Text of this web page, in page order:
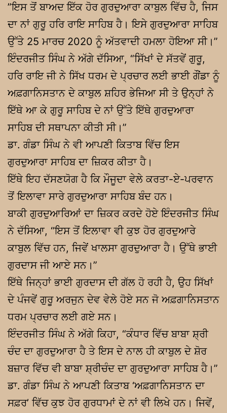
”ਇਸ ਤੋਂ ਬਾਅਦ ਇੱਕ ਹੋਰ ਗੁਰਦੁਆਰਾ ਕਾਬੁਲ ਵਿੱਚ ਹੈ, ਜਿਸ
ਦਾ ਨਾਂ ਗੁਰੂ ਹਰਿ ਰਾਇ ਸਾਹਿਬ ਹੈ। ਇਸੇ ਗੁਰਦੁਆਰਾ ਸਾਹਿਬ
ਉੱਤੇ 25 ਮਾਰਚ 2020 ਨੂੰ ਅੱਤਵਾਦੀ ਹਮਲਾ ਹੋਇਆ ਸੀ।”
ਇੰਦਰਜੀਤ ਸਿੰਘ ਨੇ ਅੱਗੇ ਦੱਸਿਆ, “ਸਿੱਖਾਂ ਦੇ ਸੱਤਵੇਂ ਗੁਰੂ,
ਹਰਿ ਰਾਇ ਜੀ ਨੇ ਸਿੱਖ ਧਰਮ ਦੇ ਪ੍ਰਚਾਰ ਲਈ ਭਾਈ ਗੌਂਡਾ ਨੂੰ
ਅਫ਼ਗਾਨਿਸਤਾਨ ਦੇ ਕਾਬੁਲ ਸ਼ਹਿਰ ਭੇਜਿਆ ਸੀ ਤੇ ਉਨ੍ਹਾਂ ਨੇ
ਇੱਥੇ ਆ ਕੇ ਗੁਰੂ ਸਾਹਿਬ ਦੇ ਨਾਂ ਉੱਤੇ ਇੱਥੇ ਗੁਰਦੁਆਰਾ
ਸਾਹਿਬ ਦੀ ਸਥਾਪਨਾ ਕੀਤੀ ਸੀ।”
ਡਾ. ਗੰਡਾ ਸਿੰਘ ਨੇ ਵੀ ਆਪਣੀ ਕਿਤਾਬ ਵਿੱਚ ਇਸ
ਗੁਰਦੁਆਰਾ ਸਾਹਿਬ ਦਾ ਜ਼ਿਕਰ ਕੀਤਾ ਹੈ।
ਇੱਥੇ ਇਹ ਦੱਸਣਯੋਗ ਹੈ ਕਿ ਮੌਜੂਦਾ ਵੇਲੇ ਕਰਤਾ-ਏ-ਪਰਵਾਨ
ਤੋਂ ਇਲਾਵਾ ਸਾਰੇ ਗੁਰਦੁਆਰਾ ਸਾਹਿਬ ਬੰਦ ਹਨ।
ਬਾਕੀ ਗੁਰਦੁਆਰਿਆਂ ਦਾ ਜ਼ਿਕਰ ਕਰਦੇ ਹੋਏ ਇੰਦਰਜੀਤ ਸਿੰਘ
ਨੇ ਦੱਸਿਆ, “ਇਸ ਤੋਂ ਇਲਾਵਾ ਵੀ ਕੁਝ ਹੋਰ ਗੁਰਦੁਆਰੇ
ਕਾਬੁਲ ਵਿੱਚ ਹਨ, ਜਿਵੇਂ ਖਾਲਸਾ ਗੁਰਦੁਆਰਾ ਹੈ। ਉੱਥੇ ਭਾਈ
ਗੁਰਦਾਸ ਜੀ ਆਏ ਸਨ।”
ਇੱਥੇ ਜਿਨ੍ਹਾਂ ਭਾਈ ਗੁਰਦਾਸ ਦੀ ਗੱਲ ਹੋ ਰਹੀ ਹੈ, ਉਹ ਸਿੱਖਾਂ
ਦੇ ਪੰਜਵੇਂ ਗੁਰੂ ਅਰਜੁਨ ਦੇਵ ਵੇਲੇ ਹੋਏ ਸਨ ਜੋ ਅਫ਼ਗਾਨਿਸਤਾਨ
ਧਰਮ ਪ੍ਰਚਾਰ ਲਈ ਗਏ ਸਨ।
ਇੰਦਰਜੀਤ ਸਿੰਘ ਨੇ ਅੱਗੇ ਕਿਹਾ, “ਕੰਧਾਰ ਵਿੱਚ ਬਾਬਾ ਸ਼੍ਰੀ
ਚੰਦ ਦਾ ਗੁਰਦੁਆਰਾ ਹੈ ਤੇ ਇਸ ਦੇ ਨਾਲ ਹੀ ਕਾਬੁਲ ਦੇ ਸ਼ੋਰ
ਬਜ਼ਾਰ ਵਿੱਚ ਵੀ ਬਾਬਾ ਸ਼੍ਰੀਚੰਦ ਦਾ ਗੁਰਦੁਆਰਾ ਸਾਹਿਬ ਹੈ।”
ਡਾ. ਗੰਡਾ ਸਿੰਘ ਨੇ ਆਪਣੀ ਕਿਤਾਬ ‘ਅਫ਼ਗਾਨਿਸਤਾਨ ਦਾ
ਸਫ਼ਰ’ ਵਿੱਚ ਕੁਝ ਹੋਰ ਗੁਰਧਾਮਾਂ ਦੇ ਨਾਂ ਵੀ ਲਿਖੇ ਹਨ। ਜਿਵੇਂ,